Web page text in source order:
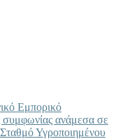
Εμπορικό
συμφωνίας ανάμεσα σε
Υγροποιημένου